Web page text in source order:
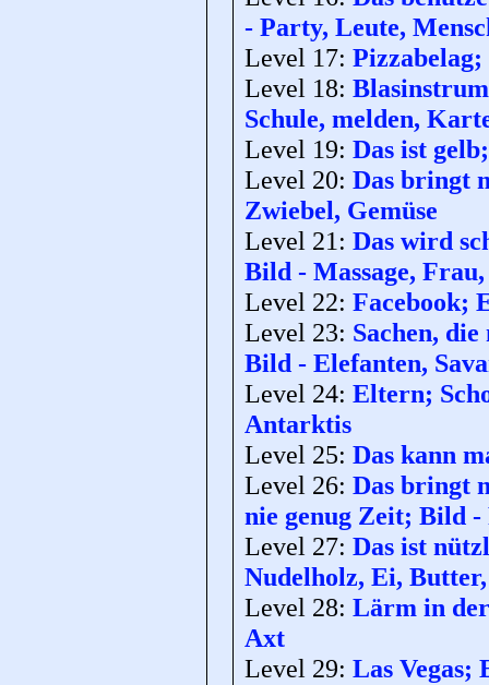
- Party, Leute,
Level 17:
Level 18:
Schule, melden,
Level 19: Das ist
Level 20: Das bringt
Zwiebel, Gemüse
Level 21: Das wird
Bild - Massage,
Level 22: Facebook;
Level 23: Sachen,
Bild - Elefanten,
Level 24: Eltern;
Antarktis
Level 25: Das kann
Level 26: Das bringt
nie genug Zeit; Bild -
Level 27: Das ist
Nudelholz, Ei,
Level 28: Lärm in
Axt
Level 29: Las Vegas;